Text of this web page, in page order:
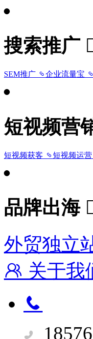
搜索推广
SEM推广 企业流量宝
短视频营
短视频获客 短视频运营
品牌出海
外贸独立
关于我